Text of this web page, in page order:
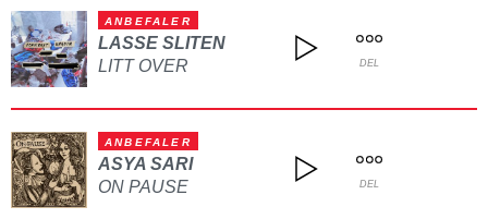
ANBEFALER
LASSE SLITEN
LITT OVER
DEL
ANBEFALER
ASYA SARI
ON PAUSE
DEL